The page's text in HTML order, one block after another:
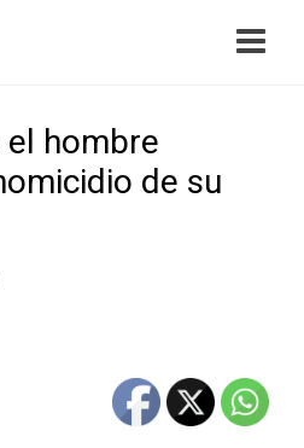
el hombre
de su